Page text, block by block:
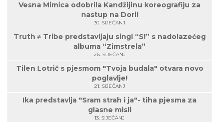
Vesna Mimica odobrila Kandžijinu koreografiju za
nastup na Dori!
30. SIJEČANJ
Truth ≠ Tribe predstavljaju singl “S!” s nadolazećeg
albuma “Zimstrela”
26. SIJEČANJ
Tilen Lotrič s pjesmom "Tvoja budala" otvara novo
poglavlje!
21. SIJEČANJ
Ika predstavlja "Sram strah i ja"- tiha pjesma za
glasne misli
13. SIJEČANJ